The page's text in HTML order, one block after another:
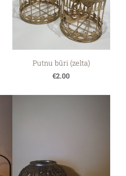
Putnu būri (zelta)
€2.00